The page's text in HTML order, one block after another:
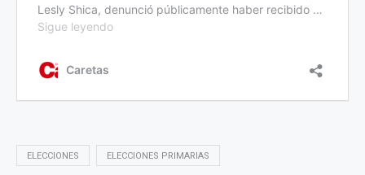
ELECCIONES ELECCIONES PRIMARIAS